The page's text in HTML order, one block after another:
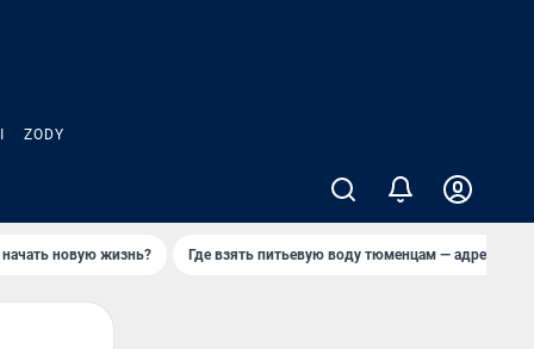
ZODY
начать новую жизнь? Где взять питьевую воду тюменцам — адреса